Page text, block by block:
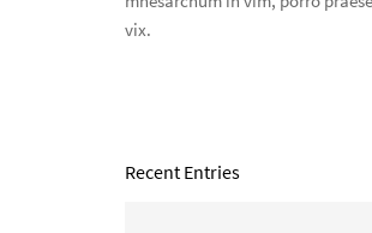
vix.
Recent Entries